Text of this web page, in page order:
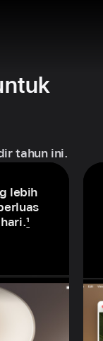
tahun ini.
lebih
1